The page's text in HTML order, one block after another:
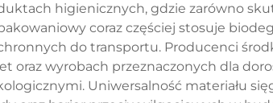
higienicznych, gdzie zarówno
coraz częściej stosuje
do transportu. Producenci
oraz wyrobach przeznaczonych dla
Uniwersalność materiału